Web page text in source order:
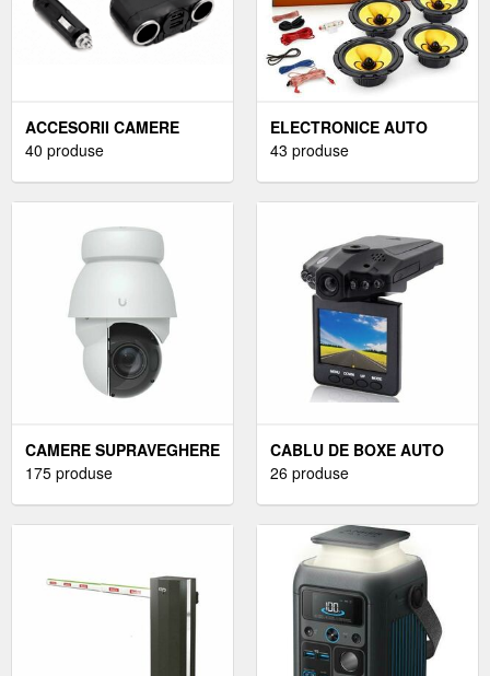
ACCESORII CAMERE
AUTO
40 produse
ELECTRONICE AUTO
43 produse
CAMERE SUPRAVEGHERE
AUTO
175 produse
CABLU DE BOXE AUTO
26 produse